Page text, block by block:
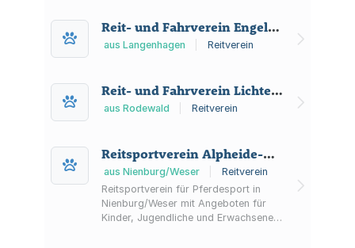
Reit- und Fahrverein Engelbostel und Umgebung
aus Langenhagen Reitverein
Reit- und Fahrverein Lichtenhorst und Umgebung e. V.
aus Rodewald Reitverein
Reitsportverein Alpheide-Nienburg e.V.
aus Nienburg/Weser
Reitverein
Reitsportverein für Pferdesport in
Nienburg/Weser mit Angeboten für
Kinder, Jugendliche und Erwachsene